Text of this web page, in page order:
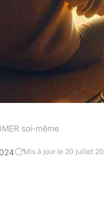
soi-même
Mis à jour le 20 juillet